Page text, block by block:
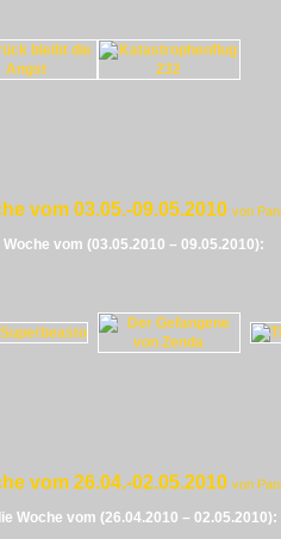
vom 03.05.-09.05.2010 von
vom (03.05.2010 – 09.05.2010):
vom 26.04.-02.05.2010 von
Woche vom (26.04.2010 – 02.05.2010):